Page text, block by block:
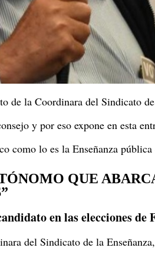
de la Coordinara del Sindicato
y por eso expone en esta
como lo es la Enseñanza
QUE
en las elecciones de
del Sindicato de la